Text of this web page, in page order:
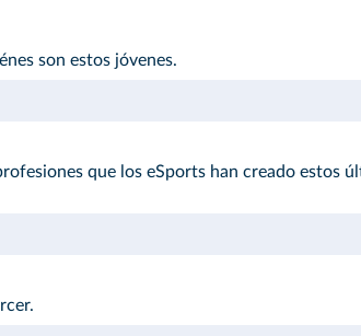
son estos jóvenes.
que los eSports han creado estos